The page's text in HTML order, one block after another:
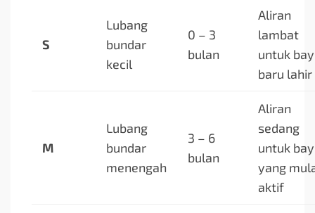
S
Lubang
bundar
kecil
0 – 3
bulan
Aliran
lambat
untuk
baru lahir
M
Lubang
bundar
menengah
3 – 6
bulan
Aliran
sedang
untuk
yang
aktif